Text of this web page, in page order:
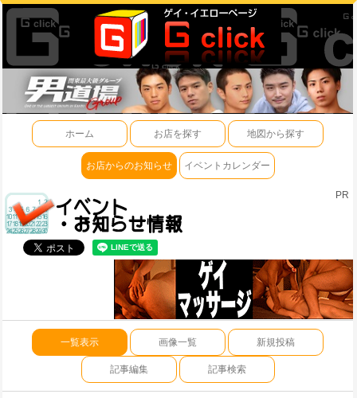
ホーム お店を探す 地図から探す
お店からのお知らせ イベントカレンダー
PR
一覧表示 画像一覧 新規投稿
記事編集 記事検索